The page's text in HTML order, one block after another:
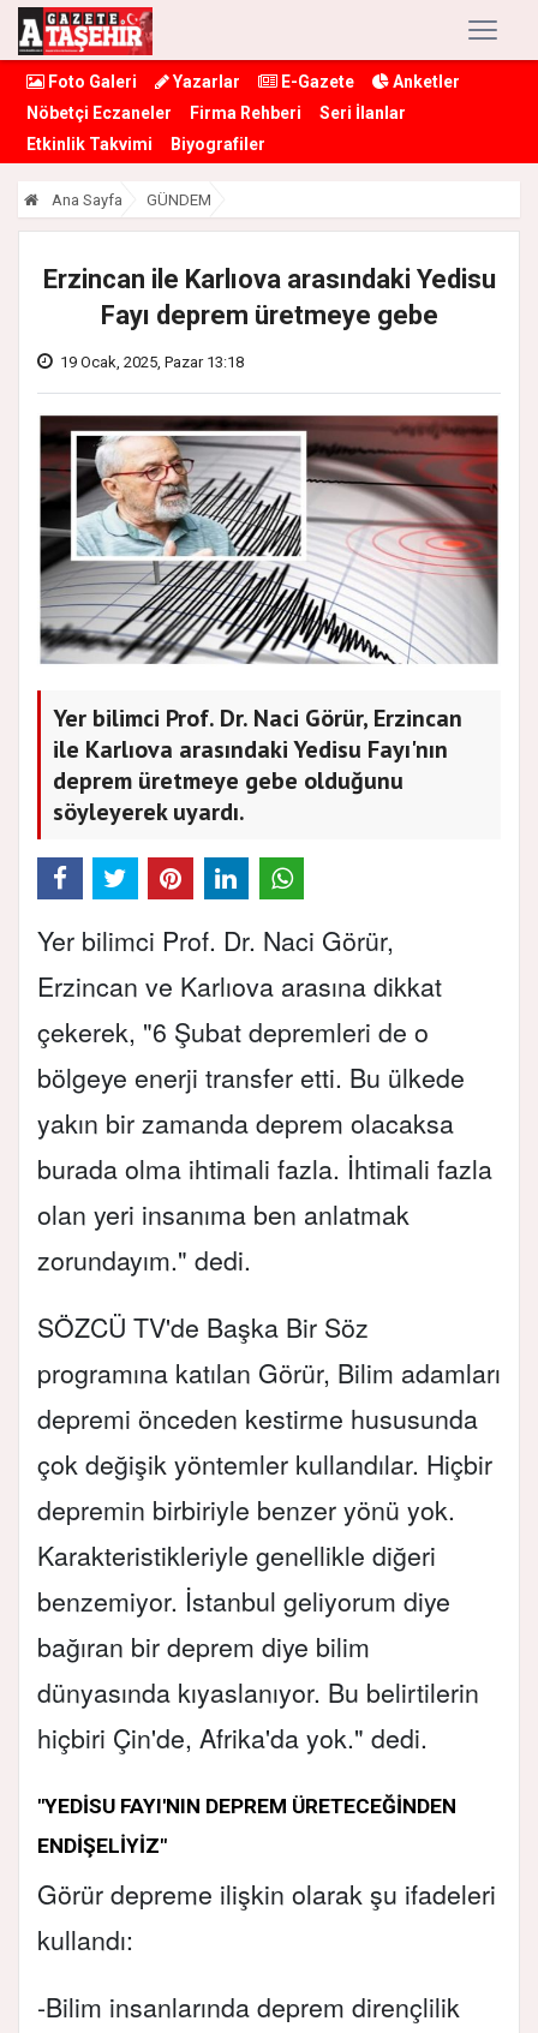
Foto Galeri Yazarlar E-Gazete
Anketler
Nöbetçi Eczaneler
Firma Rehberi
Seri İlanlar
Etkinlik Takvimi
Biyografiler
Ana Sayfa GÜNDEM
Erzincan ile Karlıova arasındaki Yedisu
Fayı deprem üretmeye gebe
19 Ocak, 2025, Pazar 13:18
Yer bilimci Prof. Dr. Naci Görür, Erzincan
ile Karlıova arasındaki Yedisu Fayı'nın
deprem üretmeye gebe olduğunu
söyleyerek uyardı.
Yer bilimci Prof. Dr. Naci Görür,
Erzincan ve Karlıova arasına dikkat
çekerek, "6 Şubat depremleri de o
bölgeye enerji transfer etti. Bu ülkede
yakın bir zamanda deprem olacaksa
burada olma ihtimali fazla. İhtimali fazla
olan yeri insanıma ben anlatmak
zorundayım." dedi.
SÖZCÜ TV'de Başka Bir Söz
programına katılan Görür, Bilim adamları
depremi önceden kestirme hususunda
çok değişik yöntemler kullandılar. Hiçbir
depremin birbiriyle benzer yönü yok.
Karakteristikleriyle genellikle diğeri
benzemiyor. İstanbul geliyorum diye
bağıran bir deprem diye bilim
dünyasında kıyaslanıyor. Bu belirtilerin
hiçbiri Çin'de, Afrika'da yok." dedi.
"YEDİSU FAYI'NIN DEPREM ÜRETECEĞİNDEN
ENDİŞELİYİZ"
Görür depreme ilişkin olarak şu ifadeleri
kullandı:
-Bilim insanlarında deprem dirençlilik